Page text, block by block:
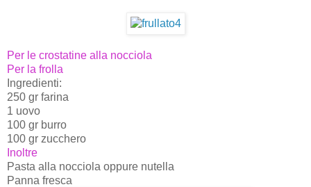
Per le crostatine alla nocciola
Per la frolla
Ingredienti:
250 gr farina
1 uovo
100 gr burro
100 gr zucchero
Inoltre
Pasta alla nocciola oppure nutella
Panna fresca